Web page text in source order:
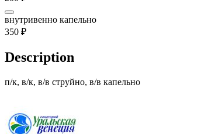
внутривенно капельно
350 ₽
Description
п/к, в/к, в/в струйно, в/в капельно